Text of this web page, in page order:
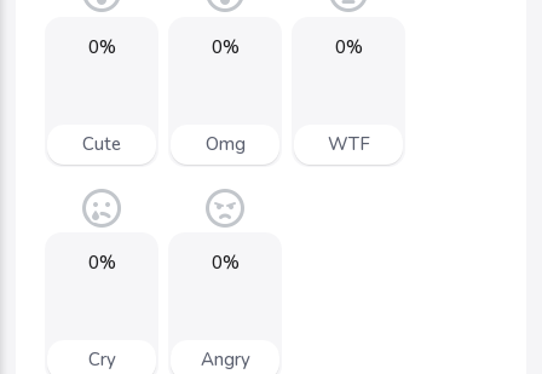
0%
Cute
0%
Omg
0%
WTF
0%
Cry
0%
Angry